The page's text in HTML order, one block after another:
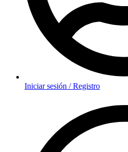
Iniciar sesión / Registro